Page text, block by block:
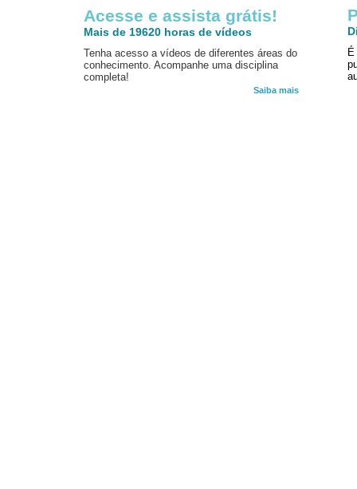
Acesse e assista grátis!
Mais de 19620 horas de vídeos
Tenha acesso a vídeos de diferentes áreas do
conhecimento. Acompanhe uma disciplina
completa!
Saiba mais